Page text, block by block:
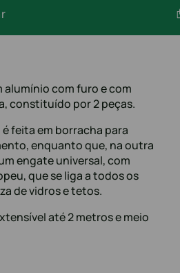
com furo e com
constituído por 2 peças.
feita em borracha para
enquanto que, na outra
engate universal, com
que se liga a todos os
de vidros e tetos.
até 2 metros e meio